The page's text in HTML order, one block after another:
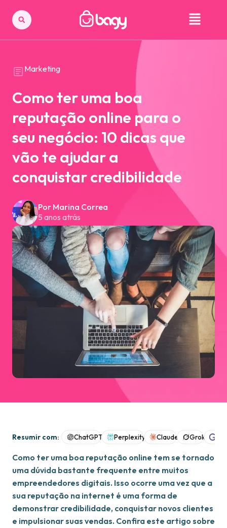
Marketing
Como ter uma boa
reputação online para o
seu negócio: 10 dicas que
vão te ajudar a
conquistar credibilidade
Por Marina Correa
5 anos atrás
Resumir com: ChatGPT Perplexity Claude Grok
Como ter uma boa reputação online tem se tornado
uma dúvida bastante frequente entre muitos
empreendedores digitais. Isso ocorre uma vez que a
sua reputação na internet é uma forma de
demonstrar credibilidade, conquistar novos clientes
e impulsionar suas vendas. Confira este artigo sobre